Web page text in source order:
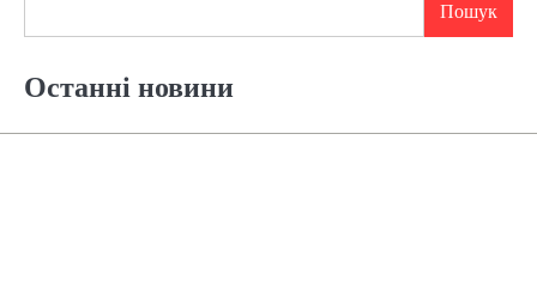
Пошук
Останні новини